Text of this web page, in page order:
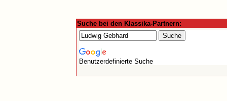
Suche bei den Klassika-Partnern:
Benutzerdefinierte Suche